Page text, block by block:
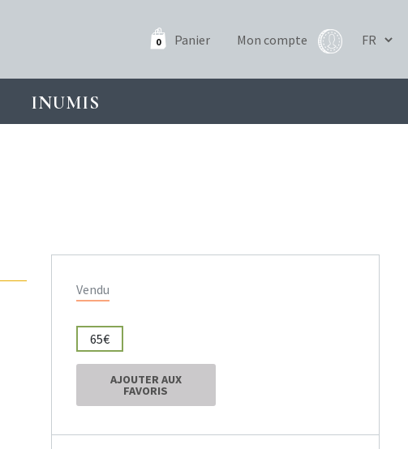
0 Panier Mon compte
INUMIS
Vendu
65€
AJOUTER AUX
FAVORIS